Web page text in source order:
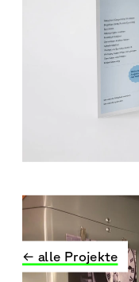
← alle Projekte